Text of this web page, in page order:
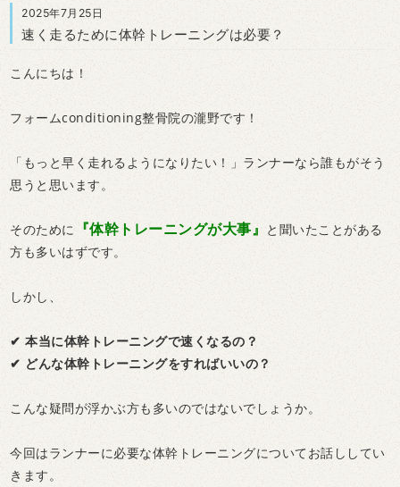
2025年7月25日
速く走るために体幹トレーニングは必要？
こんにちは！
フォームconditioning整骨院の瀧野です！
「もっと早く走れるようになりたい！」ランナーなら誰もがそう
思うと思います。
そのために 『体幹トレーニングが大事』 と聞いたことがある
方も多いはずです。
しかし、
✔︎ 本当に体幹トレーニングで速くなるの？
✔︎ どんな体幹トレーニングをすればいいの？
こんな疑問が浮かぶ方も多いのではないでしょうか。
今回はランナーに必要な体幹トレーニングについてお話ししてい
きます。